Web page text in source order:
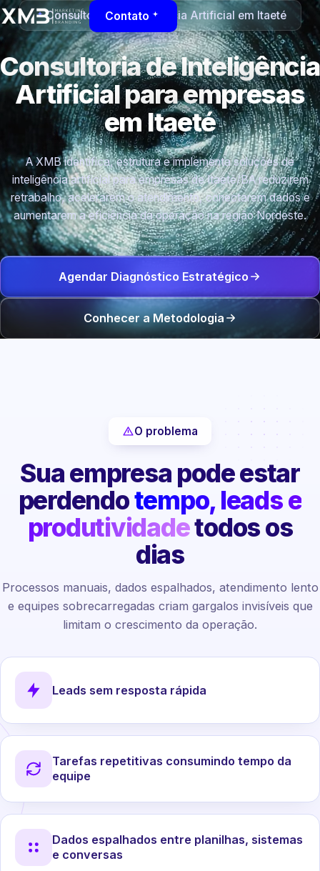
Contato
Consultoria de Inteligência Artificial em Itaeté
Consultoria de Inteligência
Artificial para empresas
em Itaeté
A XMB identifica, estrutura e implementa soluções de
inteligência artificial para empresas de Itaeté/BA reduzirem
retrabalho, acelerarem o atendimento, conectarem dados e
aumentarem a eficiência da operação na região Nordeste.
Agendar Diagnóstico Estratégico
Conhecer a Metodologia
O problema
Sua empresa pode estar
perdendotempo, leads e
produtividadetodos os
dias
Processos manuais, dados espalhados, atendimento lento
e equipes sobrecarregadas criam gargalos invisíveis que
limitam o crescimento da operação.
Leads sem resposta rápida
Tarefas repetitivas consumindo tempo da
equipe
Dados espalhados entre planilhas, sistemas
e conversas